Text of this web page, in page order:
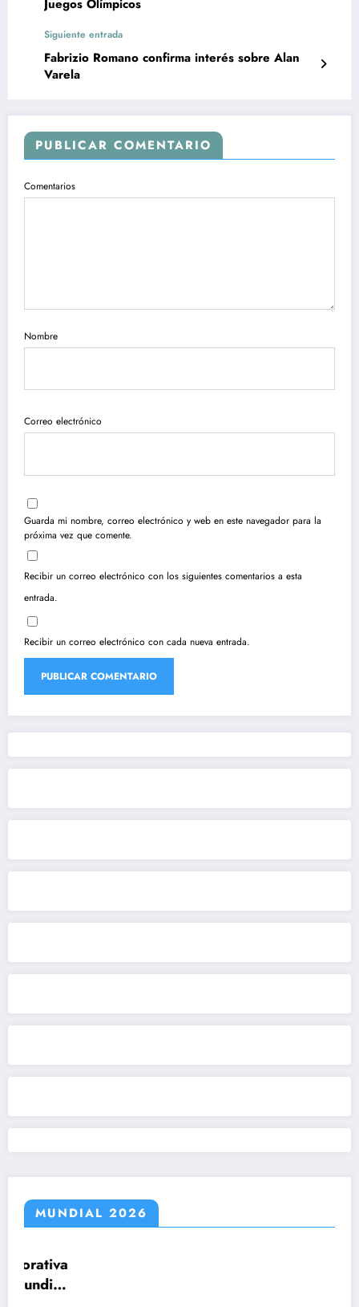
Juegos Olímpicos
Siguiente entrada
Fabrizio Romano confirma interés sobre Alan
Varela
PUBLICAR COMENTARIO
Comentarios
Nombre
Correo electrónico
Guarda mi nombre, correo electrónico y web en este navegador para la
próxima vez que comente.
Recibir un correo electrónico con los siguientes comentarios a esta
entrada.
Recibir un correo electrónico con cada nueva entrada.
MUNDIAL 2026
Claudio Tapia: »El Mundial se ganó cuando
le ganamos a Inglaterra»